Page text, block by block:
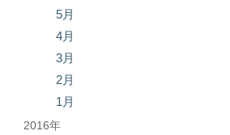
5月
4月
3月
2月
1月
2016年